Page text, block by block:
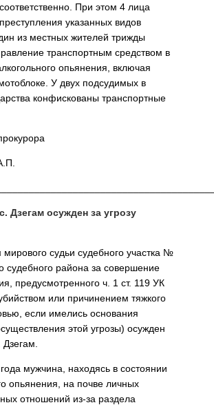
При этом 4 лица
указанных видов
из местных жителей трижды
транспортным средством в
опьянения, включая
У двух подсудимых в
конфискованы транспортные
Дзегам осужден за угрозу
мирового судьи судебного участка №
судебного района за совершение
предусмотренного ч. 1 ст. 119 УК
или причинением тяжкого
если имелись основания
этой угрозы) осужден
мужчина, находясь в состоянии
опьянения, на почве личных
отношений из-за раздела